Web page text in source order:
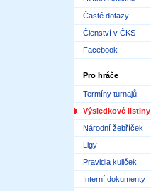
Časté dotazy
Členství v ČKS
Facebook
Pro hráče
Termíny turnajů
Výsledkové listiny
Národní žebříček
Ligy
Pravidla kuliček
Interní dokumenty